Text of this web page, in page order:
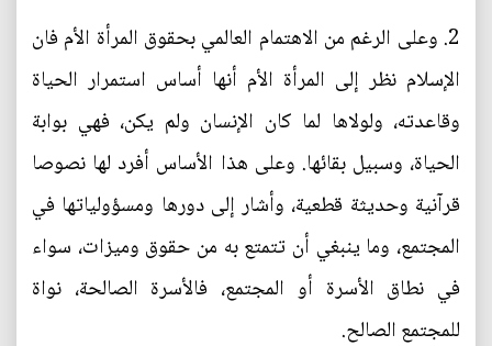
2. وعلى الرغم من الاهتمام العالمي بحقوق المرأة الأم فان
الإسلام نظر إلى المرأة الأم أنها أساس استمرار الحياة
وقاعدته، ولولاها لما كان الإنسان ولم يكن، فهي بوابة
الحياة، وسبيل بقائها. وعلى هذا الأساس أفرد لها نصوصا
قرآنية وحديثة قطعية، وأشار إلى دورها ومسؤولياتها في
المجتمع، وما ينبغي أن تتمتع به من حقوق وميزات، سواء
في نطاق الأسرة أو المجتمع، فالأسرة الصالحة، نواة
للمجتمع الصالح.